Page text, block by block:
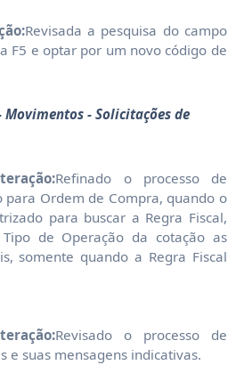
Revisada a pesquisa do campo
F5 e optar por um novo código de
Movimentos - Solicitações de
Refinado o processo de
para Ordem de Compra, quando o
para buscar a Regra Fiscal,
de Operação da cotação as
somente quando a Regra Fiscal
Revisado o processo de
e suas mensagens indicativas.